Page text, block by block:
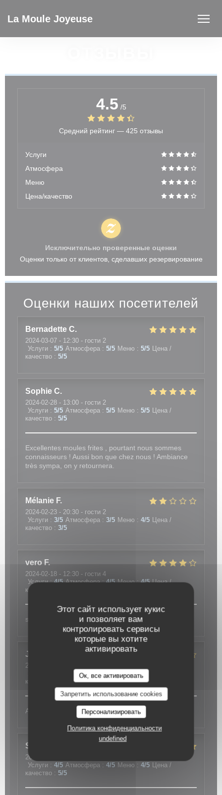
Этот сайт использует кукис
и позволяет вам
контролировать сервисы
которые вы хотите
активировать
Ок, все активировать
Запретить использование cookies
Персонализировать
Политика конфиденциальности
undefined
La Moule Joyeuse
Оценки наших посетителей
Bernadette C
2024-03-07 - 12:30 - гости 2
Услуги : 5/5 Атмосфера : 5/5 Меню : 5/5 Цена /
качество : 5/5
Sophie C
2024-02-28 - 13:00 - гости 2
Услуги : 5/5 Атмосфера : 5/5 Меню : 5/5 Цена /
качество : 5/5
Excellentes moules frites , pourtant nous sommes
connaisseurs ! Aussi bon que chez nous ! Ambiance
très sympa, on y retournera.
Mélanie F
2024-02-23 - 20:30 - гости 2
Услуги : 3/5 Атмосфера : 3/5 Меню : 4/5 Цена /
качество : 3/5
vero F
2024-02-18 - 12:30 - гости 4
Услуги: 4/5 Атмосфера: 4/5 Меню: 4/5 Цена /
качество
sympa et bon à refaire...
Jean-Paul
2024-02-20
Атмосфера: 4/5 Меню: 4
качество
Accueil et service
Sandrine
2024-02-18
Услуги : 4/5 Атмосфера : 4/5 Меню : 4/5 Цена /
качество : 5/5
4.5 /5
Средний рейтинг — 425 отзывы
Услуги
Атмосфера
Меню
Цена/качество
Исключительно проверенные оценки
Оценки только от клиентов, сделавших резервирование
La Moule Joyeuse